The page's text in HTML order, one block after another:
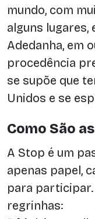
mundo, com
alguns lugares,
Adedanha, em
procedência
se supõe que
Unidos e se
Como São
A Stop é um
apenas papel,
para participar.
regrinhas: